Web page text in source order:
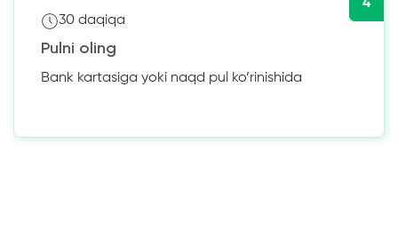
4
30 daqiqa
Pulni oling
Bank kartasiga yoki naqd pul ko’rinishida